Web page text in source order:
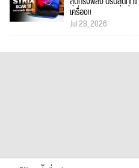
เครื่อง!!
Jul 28, 2026